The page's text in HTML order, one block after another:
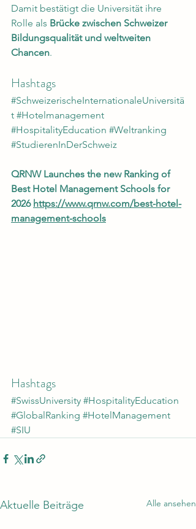
Damit bestätigt die Universität ihre
Rolle als Brücke zwischen Schweizer
Bildungsqualität und weltweiten
Chancen.
Hashtags
#SchweizerischeInternationaleUniversitä
t #Hotelmanagement
#HospitalityEducation #Weltranking
#StudierenInDerSchweiz
QRNW Launches the new Ranking of
Best Hotel Management Schools for
2026 https://www.qrnw.com/best-hotel-
management-schools
Hashtags
#SwissUniversity #HospitalityEducation
#GlobalRanking #HotelManagement
#SIU
Aktuelle Beiträge Alle ansehen